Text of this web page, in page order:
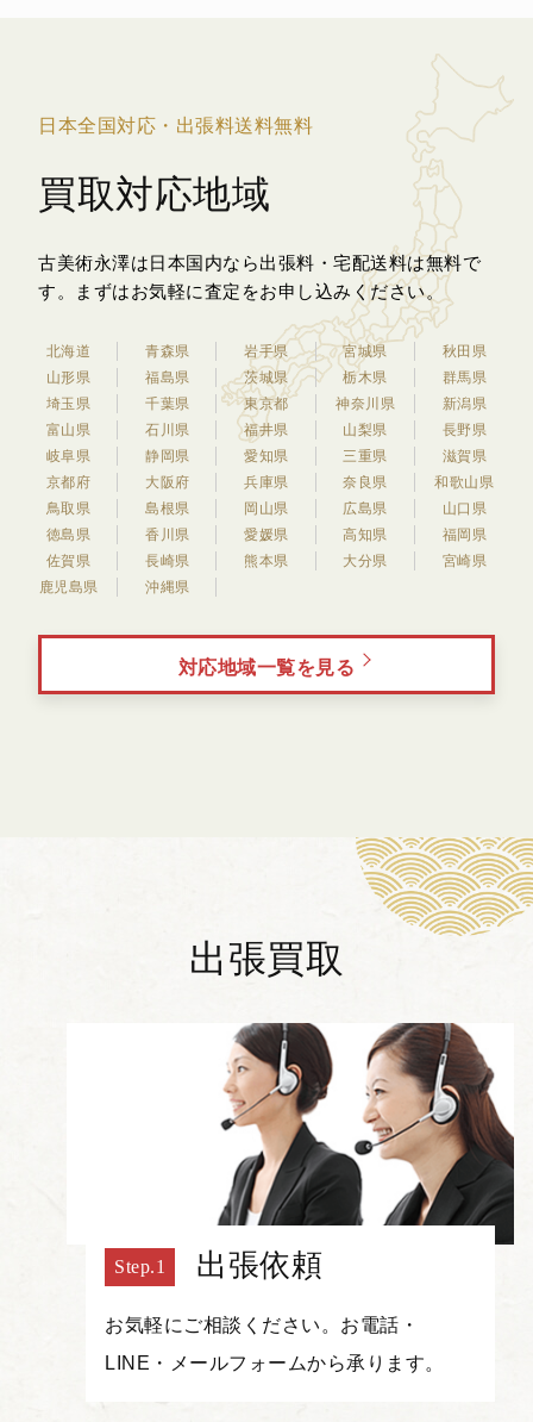
日本全国対応・出張料送料無料
買取対応地域
古美術永澤は日本国内なら出張料・宅配送料は無料で
す。
まずはお気軽に査定をお申し込みください。
北海道 青森県 岩手県 宮城県
秋田県
山形県
福島県 茨城県 栃木県
群馬県
埼玉県
千葉県 東京都 神奈川県
新潟県
富山県
石川県 福井県 山梨県
長野県
岐阜県
静岡県 愛知県 三重県
滋賀県
京都府
大阪府 兵庫県 奈良県
和歌山県
鳥取県
島根県 岡山県 広島県
山口県
徳島県
香川県 愛媛県 高知県
福岡県
佐賀県
長崎県 熊本県 大分県
宮崎県
鹿児島県
沖縄県
対応地域一覧を見る
出張買取
出張依頼
お気軽にご相談ください。お電話・
LINE・メールフォームから承ります。